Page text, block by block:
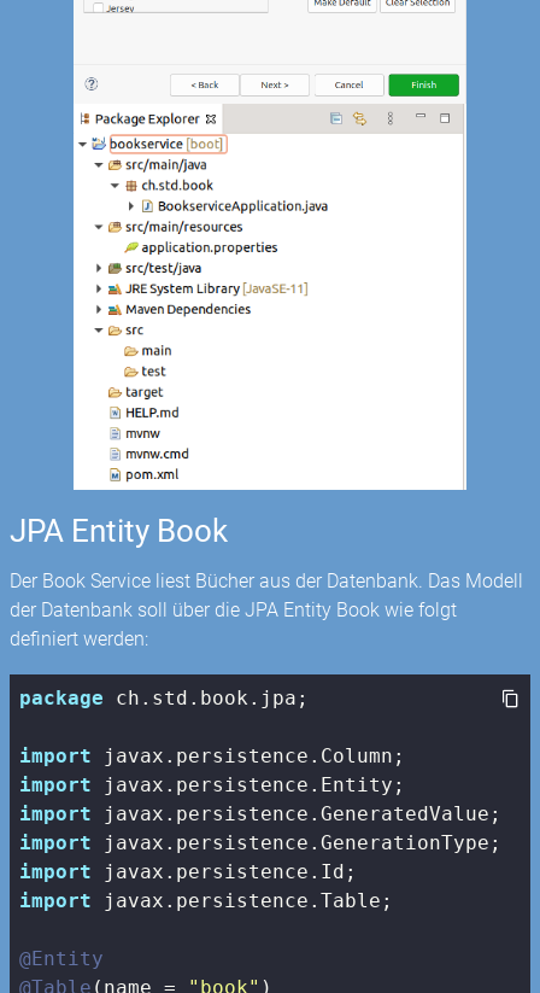
JPA Entity Book
Der Book Service liest Bücher aus der Datenbank. Das Modell
der Datenbank soll über die JPA Entity Book wie folgt
definiert werden:
package ch.std.book.jpa;
import
import
import
import
import
import javax.persistence.Table;
@Entity
@Table (name = "book"